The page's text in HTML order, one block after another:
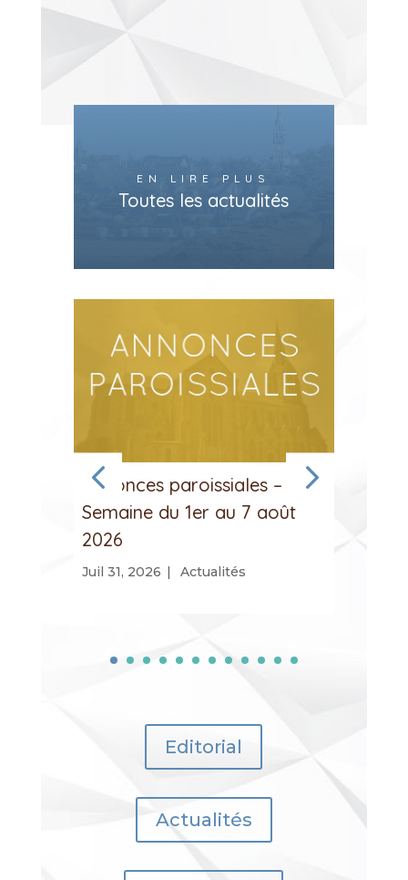
EN LIRE PLUS
Toutes les actualités
Annonces paroissiales –
Semaine du 1er au 7 août
2026
Juil 31, 2026 | Actualités
Editorial
Actualités